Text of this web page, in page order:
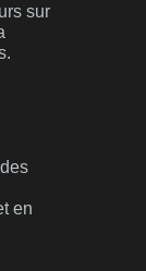
sur
en